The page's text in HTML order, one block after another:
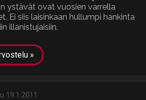
ystävät ovat vuosien varrella
Ei siis laisinkaan hullumpi hankinta
illanistujaisiin.
»
19.1.2011